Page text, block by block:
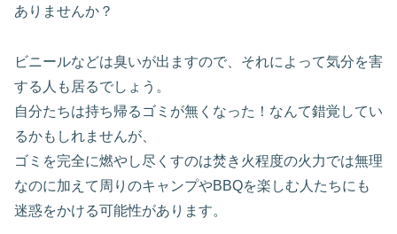
ありませんか？
ビニールなどは臭いが出ますので、それによって気分を害
する人も居るでしょう。
自分たちは持ち帰るゴミが無くなった！なんて錯覚してい
るかもしれませんが、
ゴミを完全に燃やし尽くすのは焚き火程度の火力では無理
なのに加えて周りのキャンプやBBQを楽しむ人たちにも
迷惑をかける可能性があります。